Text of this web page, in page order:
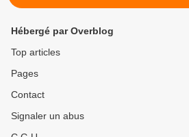
Hébergé par Overblog
Top articles
Pages
Contact
Signaler un abus